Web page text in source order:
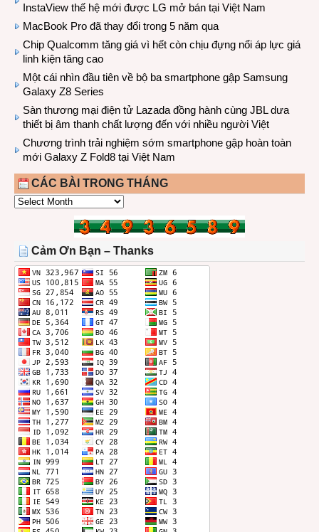
InstaView thế hệ mới được LG mở bán tại Việt Nam
MacBook Pro đã thay đổi trong 5 năm qua
Chip Qualcomm tăng giá vì hết còn chịu đựng nổi áp lực giá
linh kiện tăng cao
Một cái nhìn đầu tiên về bộ ba smartphone gập Samsung
Galaxy Z8 Series
Sàn thương mại điện tử Lazada đồng hành cùng JBL dưa
thiết bị âm thanh chất lượng đến với nhiều người Việt
Chương trình trải nghiệm sớm smartphone gập hoàn toàn
mới Galaxy Z Fold8 tại Việt Nam
CÁC BÀI TRONG THÁNG
CÁC
THÁNG
Cảm Ơn Bạn – Thanks